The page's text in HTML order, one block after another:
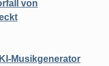
von
Musikgenerator